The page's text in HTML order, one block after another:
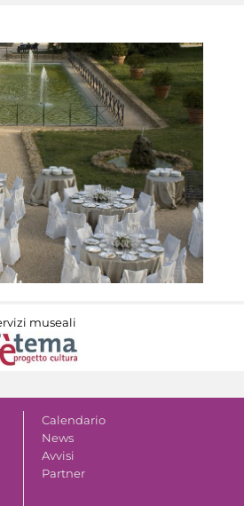
museali
Calendario
News
Avvisi
Partner